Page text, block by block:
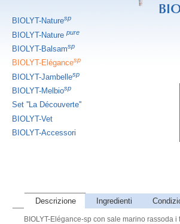
BIOLYT-Naturesp
BIOLYT-Naturepure
BIOLYT-Balsamsp
BIOLYT-Elégancesp
BIOLYT-Jambellesp
BIOLYT-Melbiosp
Set ''La Découverte''
BIOLYT-Vet
BIOLYT-Accessori
Descrizione Ingredienti
BIOLYT-Elégance-sp con sale marino rassoda i